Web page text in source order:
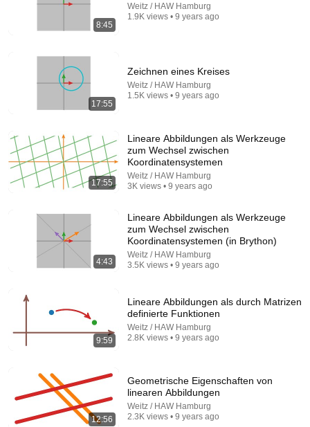
Gauß-Verfahren zur Berechnung des Rangs
Weitz / HAW Hamburg • 8.1K views
GAUß ALGORITHMUS einfach erklärt – lineare
Gleichungssysteme lösen
MathemaTrick • 936K views
8:45
Weitz / HAW Hamburg
1.9K views • 9 years ago
17:55
Zeichnen eines Kreises
Weitz / HAW Hamburg
1.5K views • 9 years ago
17:55
Lineare Abbildungen als Werkzeuge
zum Wechsel zwischen
Koordinatensystemen
Weitz / HAW Hamburg
3K views • 9 years ago
4:43
Lineare Abbildungen als Werkzeuge
zum Wechsel zwischen
Koordinatensystemen (in Brython)
Weitz / HAW Hamburg
3.5K views • 9 years ago
9:59
Lineare Abbildungen als durch Matrizen
definierte Funktionen
Weitz / HAW Hamburg
2.8K views • 9 years ago
12:56
Geometrische Eigenschaften von
linearen Abbildungen
Weitz / HAW Hamburg
2.3K views • 9 years ago